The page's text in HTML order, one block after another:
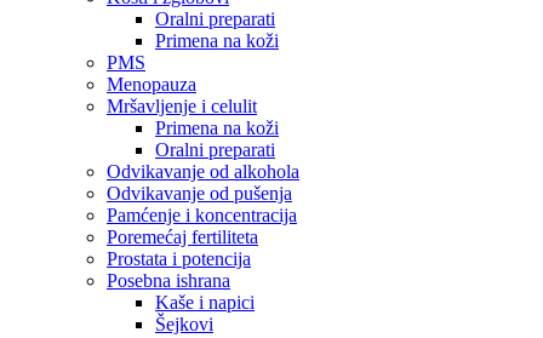
Oralni preparati
Primena na koži
PMS
Menopauza
Mršavljenje i celulit
Primena na koži
Oralni preparati
Odvikavanje od alkohola
Odvikavanje od pušenja
Pamćenje i koncentracija
Poremećaj fertiliteta
Prostata i potencija
Posebna ishrana
Kaše i napici
Šejkovi